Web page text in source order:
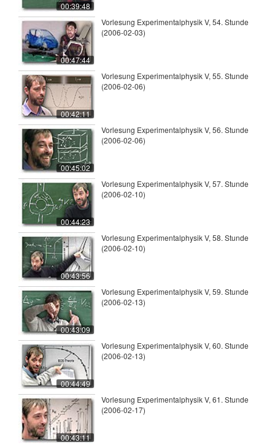
00:39:48
00:47:44
Vorlesung Experimentalphysik V, 54. Stunde
(2006-02-03)
00:42:11
Vorlesung Experimentalphysik V, 55. Stunde
(2006-02-06)
00:45:02
Vorlesung Experimentalphysik V, 56. Stunde
(2006-02-06)
00:44:23
Vorlesung Experimentalphysik V, 57. Stunde
(2006-02-10)
00:43:56
Vorlesung Experimentalphysik V, 58. Stunde
(2006-02-10)
00:43:09
Vorlesung Experimentalphysik V, 59. Stunde
(2006-02-13)
00:44:49
Vorlesung Experimentalphysik V, 60. Stunde
(2006-02-13)
00:43:11
Vorlesung Experimentalphysik V, 61. Stunde
(2006-02-17)